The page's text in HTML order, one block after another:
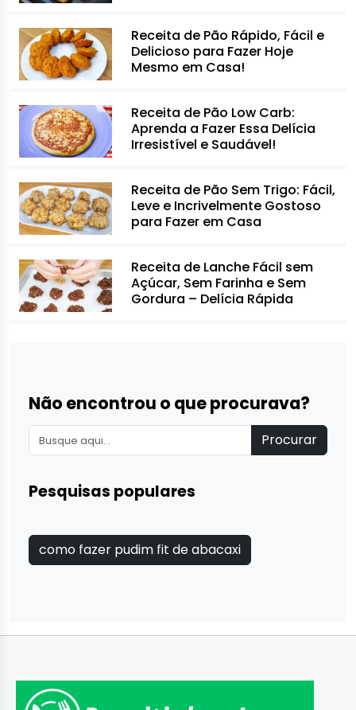
Receita de Pão Rápido, Fácil e
Delicioso para Fazer Hoje
Mesmo em Casa!
Receita de Pão Low Carb:
Aprenda a Fazer Essa Delícia
Irresistível e Saudável!
Receita de Pão Sem Trigo: Fácil,
Leve e Incrivelmente Gostoso
para Fazer em Casa
Receita de Lanche Fácil sem
Açúcar, Sem Farinha e Sem
Gordura – Delícia Rápida
Não encontrou o que procurava?
Procurar
Pesquisas populares
como fazer pudim fit de abacaxi